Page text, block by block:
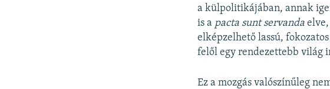
a külpolitikájában, annak
is a pacta sunt servanda
elképzelhető lassú,
felől egy rendezettebb világ
Ez a mozgás valószínűleg